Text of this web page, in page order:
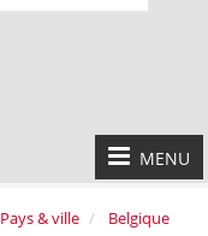
MENU
Pays & ville
Belgique